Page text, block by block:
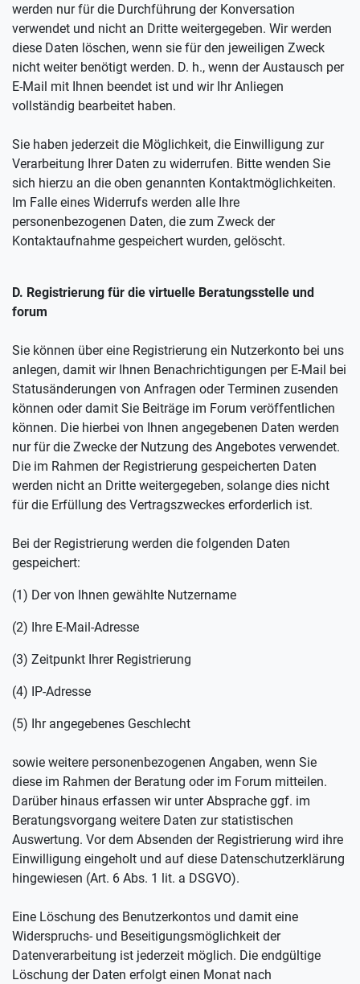
werden nur für die Durchführung der Konversation
verwendet und nicht an Dritte weitergegeben. Wir werden
diese Daten löschen, wenn sie für den jeweiligen Zweck
nicht weiter benötigt werden. D. h., wenn der Austausch per
E-Mail mit Ihnen beendet ist und wir Ihr Anliegen
vollständig bearbeitet haben.
Sie haben jederzeit die Möglichkeit, die Einwilligung zur
Verarbeitung Ihrer Daten zu widerrufen. Bitte wenden Sie
sich hierzu an die oben genannten Kontaktmöglichkeiten.
Im Falle eines Widerrufs werden alle Ihre
personenbezogenen Daten, die zum Zweck der
Kontaktaufnahme gespeichert wurden, gelöscht.
D. Registrierung für die virtuelle Beratungsstelle und
forum
Sie können über eine Registrierung ein Nutzerkonto bei uns
anlegen, damit wir Ihnen Benachrichtigungen per E-Mail bei
Statusänderungen von Anfragen oder Terminen zusenden
können oder damit Sie Beiträge im Forum veröffentlichen
können. Die hierbei von Ihnen angegebenen Daten werden
nur für die Zwecke der Nutzung des Angebotes verwendet.
Die im Rahmen der Registrierung gespeicherten Daten
werden nicht an Dritte weitergegeben, solange dies nicht
für die Erfüllung des Vertragszweckes erforderlich ist.
Bei der Registrierung werden die folgenden Daten
gespeichert:
(1) Der von Ihnen gewählte Nutzername
(2) Ihre E-Mail-Adresse
(3) Zeitpunkt Ihrer Registrierung
(4) IP-Adresse
(5) Ihr angegebenes Geschlecht
sowie weitere personenbezogenen Angaben, wenn Sie
diese im Rahmen der Beratung oder im Forum mitteilen.
Darüber hinaus erfassen wir unter Absprache ggf. im
Beratungsvorgang weitere Daten zur statistischen
Auswertung. Vor dem Absenden der Registrierung wird ihre
Einwilligung eingeholt und auf diese Datenschutzerklärung
hingewiesen (Art. 6 Abs. 1 lit. a DSGVO).
Eine Löschung des Benutzerkontos und damit eine
Widerspruchs- und Beseitigungsmöglichkeit der
Datenverarbeitung ist jederzeit möglich. Die endgültige
Löschung der Daten erfolgt einen Monat nach